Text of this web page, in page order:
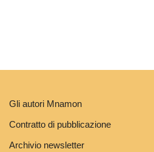
Gli autori Mnamon
Contratto di pubblicazione
Archivio newsletter